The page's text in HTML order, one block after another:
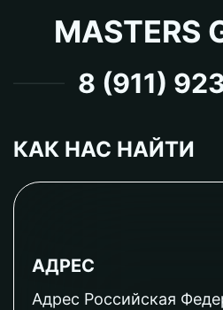
MASTERS
8 (911)
КАК НАС НАЙТИ
АДРЕС
Адрес Российская